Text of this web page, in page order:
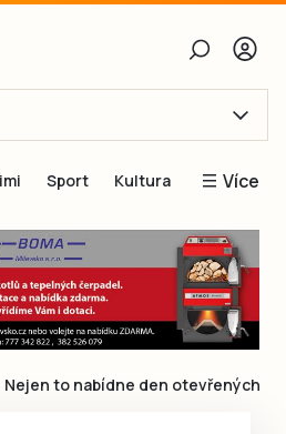
Obnovit heslo
se
Sport Kultura Více
Blogy
Inspirace
Čtenáři píší
Speciální přílohy
Nejen to nabídne den otevřených